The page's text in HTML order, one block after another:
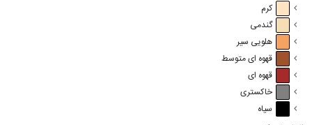
کرم
گندمی
هلویی سیر
قهوه ای متوسط
قهوه ای
خاکستری
سیاه